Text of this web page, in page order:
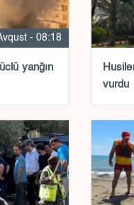
- 08:18
yanğın
vurdu